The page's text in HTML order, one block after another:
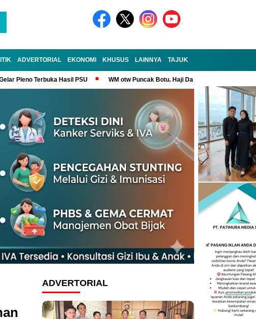
ADVERTORIAL EKONOMI KHUSUS LAINNYA TAJUK
Pleno Terbuka Hasil PSU WM otw Puncak Botu. Haji Darem Masih Tangguh
ADVERTORIAL